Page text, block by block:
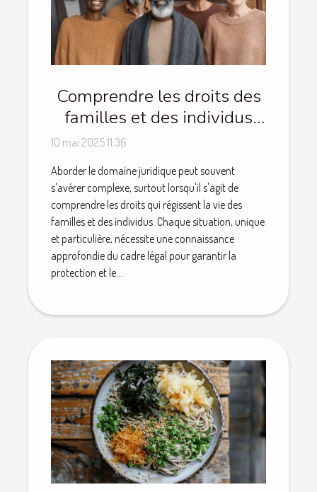
Comprendre les droits des
familles et des individus
dans le domaine juridique
10 mai 2025 11:36
Aborder le domaine juridique peut souvent
s'avérer complexe, surtout lorsqu'il s'agit de
comprendre les droits qui régissent la vie des
familles et des individus. Chaque situation, unique
et particulière, nécessite une connaissance
approfondie du cadre légal pour garantir la
protection et le...